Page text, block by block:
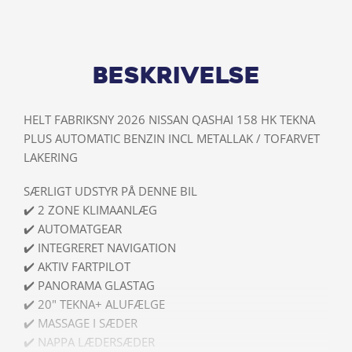
Beskrivelse
HELT FABRIKSNY 2026 NISSAN QASHAI 158 HK TEKNA
PLUS AUTOMATIC BENZIN INCL METALLAK / TOFARVET
LAKERING
SÆRLIGT UDSTYR PÅ DENNE BIL
✔️ 2 ZONE KLIMAANLÆG
✔️ AUTOMATGEAR
✔️ INTEGRERET NAVIGATION
✔️ AKTIV FARTPILOT
✔️ PANORAMA GLASTAG
✔️ 20" TEKNA+ ALUFÆLGE
✔️ MASSAGE I SÆDER
✔️ NAPPA LÆDERSÆDER